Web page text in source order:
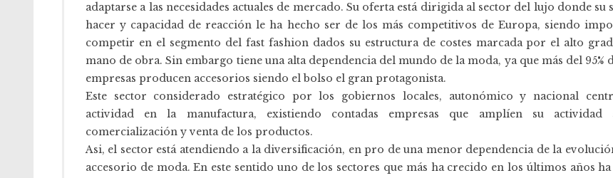
adaptarse a las necesidades actuales de mercado. Su oferta está dirigida al sector del lujo donde su
hacer y capacidad de reacción le ha hecho ser de los más competitivos de Europa, siendo
competir en el segmento del fast fashion dados su estructura de costes marcada por el alto
mano de obra. Sin embargo tiene una alta dependencia del mundo de la moda, ya que más del 95%
empresas producen accesorios siendo el bolso el gran protagonista.
Este sector considerado estratégico por los gobiernos locales, autonómico y nacional
actividad en la manufactura, existiendo contadas empresas que amplíen su
comercialización y venta de los productos.
Asi, el sector está atendiendo a la diversificación, en pro de una menor dependencia de la
accesorio de moda. En este sentido uno de los sectores que más ha crecido en los últimos años